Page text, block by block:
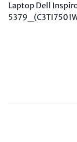
Laptop Dell